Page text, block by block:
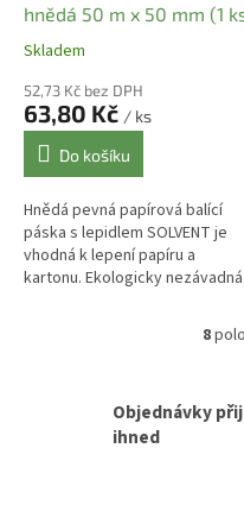
hnědá 50 m x 50 mm (1
Skladem
52,73 Kč bez DPH
63,80 Kč / ks
Do košíku
Hnědá pevná papírová balící
páska s lepidlem SOLVENT je
vhodná k lepení papíru a
kartonu. Ekologicky
8
Objednávky
ihned